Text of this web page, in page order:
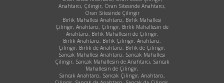
Anahtarcı, Çilingir, Oran Sitesinde Anahtarcı,
Oran Sitesinde Çilingir
Birlik Mahallesi Anahtarcı, Birlik Mahallesi
Çilingir, Anahtarcı, Çilingir, Birlik Mahallesin de
Anahtarcı, Birlik Mahallesin de Çilingir,
Birlik Anahtarcı, Birlik Çilingir, Anahtarcı,
Çilingir, Birlik de Anahtarcı, Birlik de Çilingir,
Sancak Mahallesi Anahtarcı, Sancak Mahallesi
Çilingir, Sancak Mahallesin de Anahtarcı, Sancak
Mahallesin de Çilingir,
Sancak Anahtarcı, Sancak Çilingir, Anahtarcı,